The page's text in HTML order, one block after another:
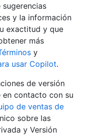
y la información
exactitud y que
más
y
usar Copilot.
de versión
en contacto con su
de ventas de
sobre las
y Versión